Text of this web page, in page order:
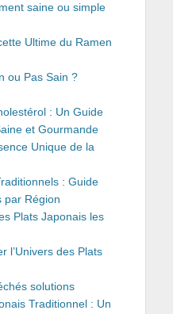
saine ou simple
Ultime du Ramen
ou Pas Sain ?
: Un Guide
et Gourmande
Unique de la
: Guide
par Région
Plats Japonais les
l’Univers des Plats
solutions
Traditionnel : Un